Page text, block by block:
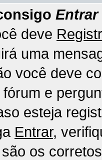
Entrar
deve
uma
você deve
e
esteja
Entrar,
os